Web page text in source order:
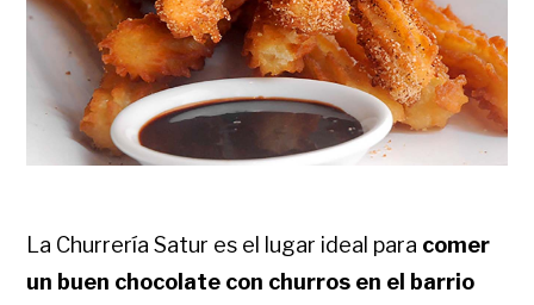
La Churrería Satur es el lugar ideal para comer
un buen chocolate con churros en el barrio